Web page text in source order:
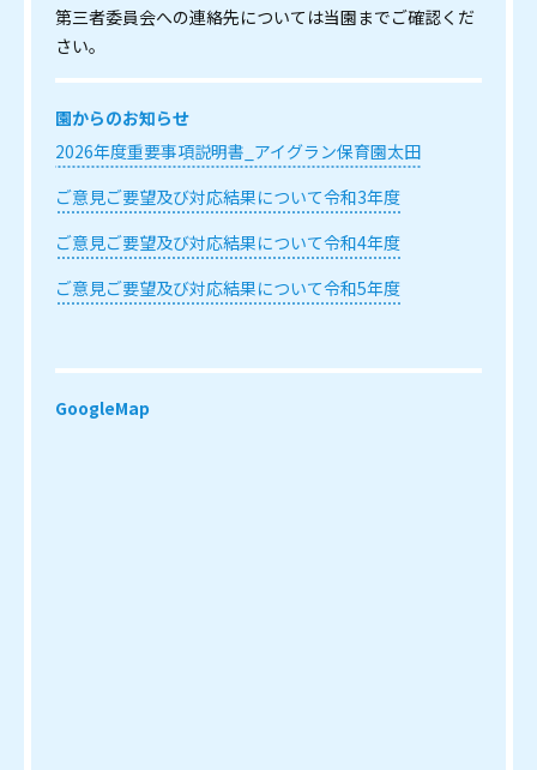
第三者委員会への連絡先については当園までご確認くだ
さい。
園からのお知らせ
2026年度重要事項説明書_アイグラン保育園太田
ご意見ご要望及び対応結果について令和3年度
ご意見ご要望及び対応結果について令和4年度
ご意見ご要望及び対応結果について令和5年度
GoogleMap